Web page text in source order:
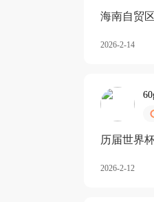
海南自贸
2026-2-14
历届世界
2026-2-12